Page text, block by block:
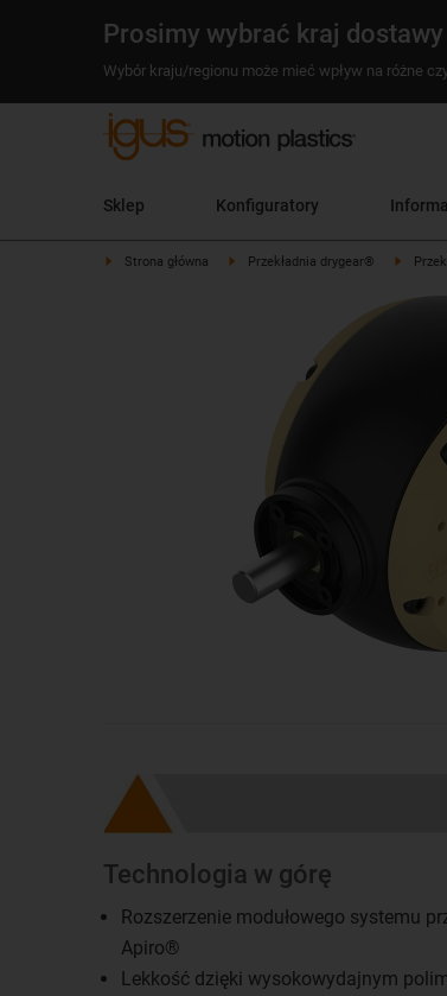
Prosimy wybrać kraj dostawy
Wybór kraju/regionu może mieć wpływ na różne
Sklep Konfiguratory
Strona główna Przekładnia drygear®
Technologia w górę
Rozszerzenie modułowego systemu
Apiro®
Lekkość dzięki wysokowydajnym